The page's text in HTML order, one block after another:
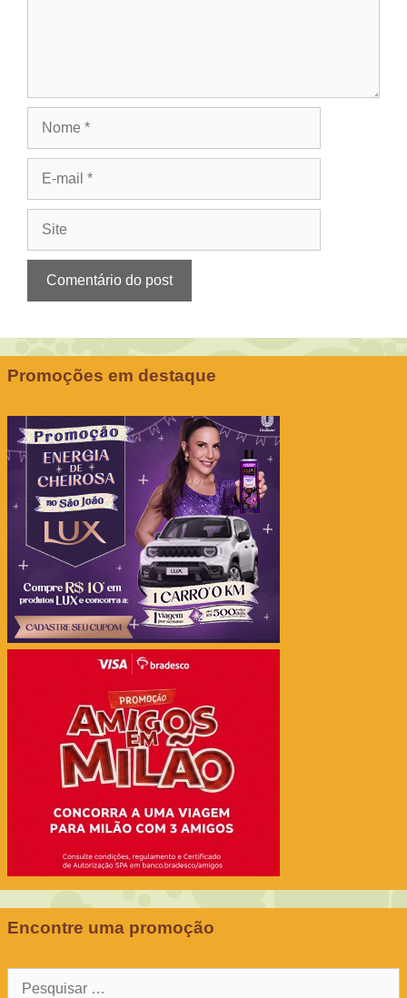
Promoções em destaque
Encontre uma promoção
Pesquisar